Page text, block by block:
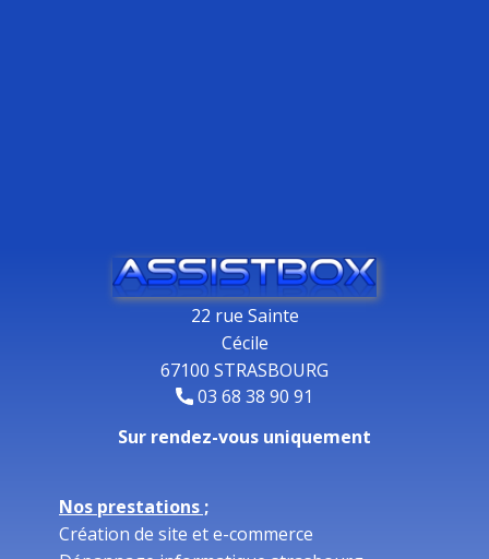
22 rue Sainte
Cécile
67100 STRASBOURG
03 68 38 90 91
Sur rendez-vous uniquement
Nos prestations ;
Création de site et e-commerce